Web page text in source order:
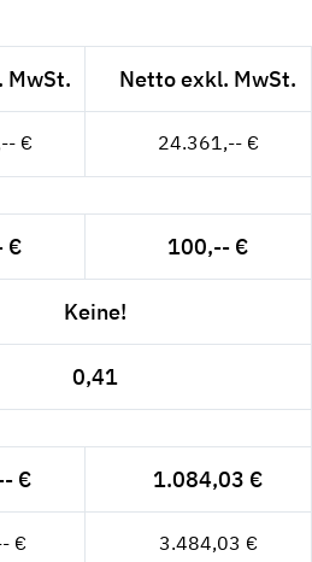
MwSt. Netto exkl. MwSt.
€ 24.361,-- €
€ 100,-- €
Keine!
0,41
€ 1.084,03 €
€ 3.484,03 €